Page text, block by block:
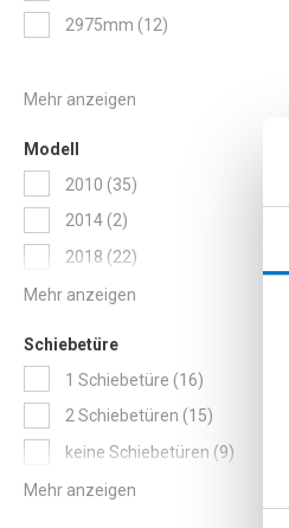
2975mm
12Artikel
Modell
2010
35Artikel
2014 2Artikel
2018
22Artikel
2019 43Artikel
Schiebetüre
1 Schiebetüre
16Artikel
2 Schiebetüren
15Artikel
keine Schiebetüren
9Artikel